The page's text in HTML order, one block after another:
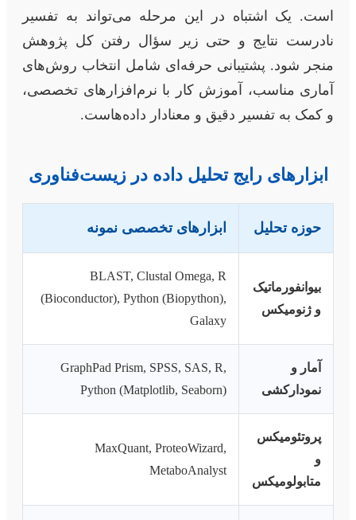
است. یک اشتباه در این مرحله می‌تواند به تفسیر
نادرست نتایج و حتی زیر سؤال رفتن کل پژوهش
منجر شود. پشتیبانی حرفه‌ای شامل انتخاب روش‌های
آماری مناسب، آموزش کار با نرم‌افزارهای تخصصی،
و کمک به تفسیر دقیق و معنادار داده‌هاست.
ابزارهای رایج تحلیل داده در زیست‌فناوری
حوزه تحلیل ابزارهای تخصصی نمونه
بیوانفورماتیک
و ژنومیکس
BLAST, Clustal Omega, R
(Bioconductor), Python (Biopython),
Galaxy
آمار و
نمودارکشی
GraphPad Prism, SPSS, SAS, R,
Python (Matplotlib, Seaborn)
پروتئومیکس
و
متابولومیکس
MaxQuant, ProteoWizard,
MetaboAnalyst